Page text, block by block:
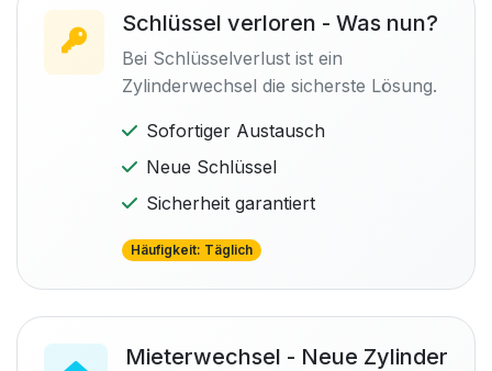
Schlüssel verloren - Was nun?
Bei Schlüsselverlust ist ein
Zylinderwechsel die sicherste Lösung.
Sofortiger Austausch
Neue Schlüssel
Sicherheit garantiert
Häufigkeit: Täglich
Mieterwechsel - Neue Zylinder